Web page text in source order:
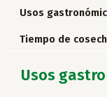
Usos
Tiempo de
Usos